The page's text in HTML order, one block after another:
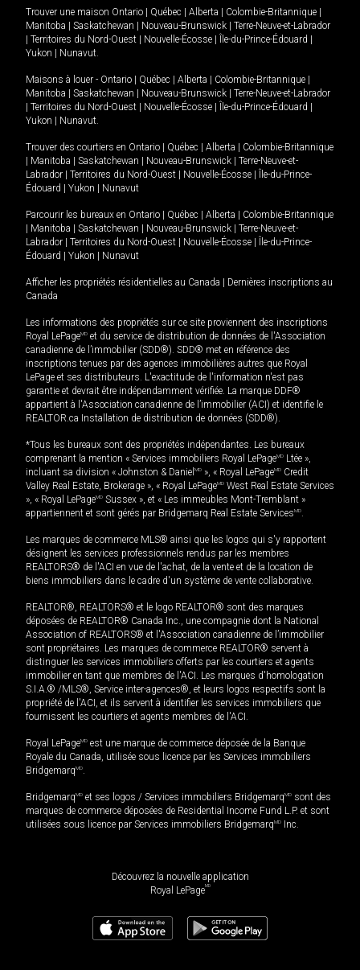
Trouver une maison Ontario | Québec | Alberta | Colombie-Britannique |
Manitoba | Saskatchewan | Nouveau-Brunswick | Terre-Neuve-et-Labrador
| Territoires du Nord-Ouest | Nouvelle-Écosse | Île-du-Prince-Édouard |
Yukon | Nunavut
Maisons à louer - Ontario | Québec | Alberta | Colombie-Britannique |
Manitoba | Saskatchewan | Nouveau-Brunswick | Terre-Neuve-et-Labrador
| Territoires du Nord-Ouest | Nouvelle-Écosse | Île-du-Prince-Édouard |
Yukon | Nunavut
Trouver des courtiers en Ontario | Québec | Alberta | Colombie-Britannique
| Manitoba | Saskatchewan | Nouveau-Brunswick | Terre-Neuve-et-
Labrador | Territoires du Nord-Ouest | Nouvelle-Écosse | Île-du-Prince-
Édouard | Yukon | Nunavut
Parcourir les bureaux en Ontario | Québec | Alberta | Colombie-Britannique
| Manitoba | Saskatchewan | Nouveau-Brunswick | Terre-Neuve-et-
Labrador | Territoires du Nord-Ouest | Nouvelle-Écosse | Île-du-Prince-
Édouard | Yukon | Nunavut
Afficher les propriétés résidentielles au Canada | Dernières inscriptions au
Canada
Les informations des propriétés sur ce site proviennent des inscriptions
Royal LePageMD et du service de distribution de données de l'Association
canadienne de l’immobilier (SDD®). SDD® met en référence des
inscriptions tenues par des agences immobilières autres que Royal
LePage et ses distributeurs. L'exactitude de l'information n'est pas
garantie et devrait être indépendamment vérifiée. La marque DDF®
appartient à l'Association canadienne de l’immobilier (ACI) et identifie le
REALTOR.ca Installation de distribution de données (SDD®).
*Tous les bureaux sont des propriétés indépendantes. Les bureaux
comprenant la mention « Services immobiliers Royal LePageMD Ltée »,
incluant sa division « Johnston & Daniel MD », « Royal LePageMD Credit
Valley Real Estate, Brokerage », « Royal LePageMD West Real Estate Services
», « Royal LePageMD Sussex », et « Les immeubles Mont-Tremblant »
appartiennent et sont gérés par Bridgemarq Real Estate ServicesMD
Les marques de commerce MLS® ainsi que les logos qui s'y rapportent
désignent les services professionnels rendus par les membres
REALTORS® de l'ACI en vue de l'achat, de la vente et de la location de
biens immobiliers dans le cadre d'un système de vente collaborative.
REALTOR®, REALTORS® et le logo REALTOR® sont des marques
déposées de REALTOR® Canada Inc., une compagnie dont la National
Association of REALTORS® et l'Association canadienne de l’immobilier
sont propriétaires. Les marques de commerce REALTOR® servent à
distinguer les services immobiliers offerts par les courtiers et agents
immobilier en tant que membres de l'ACI. Les marques d'homologation
S.I.A.® /MLS®, Service inter-agences®, et leurs logos respectifs sont la
propriété de l'ACI, et ils servent à identifier les services immobiliers que
fournissent les courtiers et agents membres de l'ACI.
Royal LePageMD est une marque de commerce déposée de la Banque
Royale du Canada, utilisée sous licence par les Services immobiliers
BridgemarqMD
BridgemarqMD et ses logos / Services immobiliers BridgemarqMD sont des
marques de commerce déposées de Residential Income Fund L.P. et sont
utilisées sous licence par Services immobiliers BridgemarqMD Inc.
Découvrez la nouvelle application
Royal LePageMD